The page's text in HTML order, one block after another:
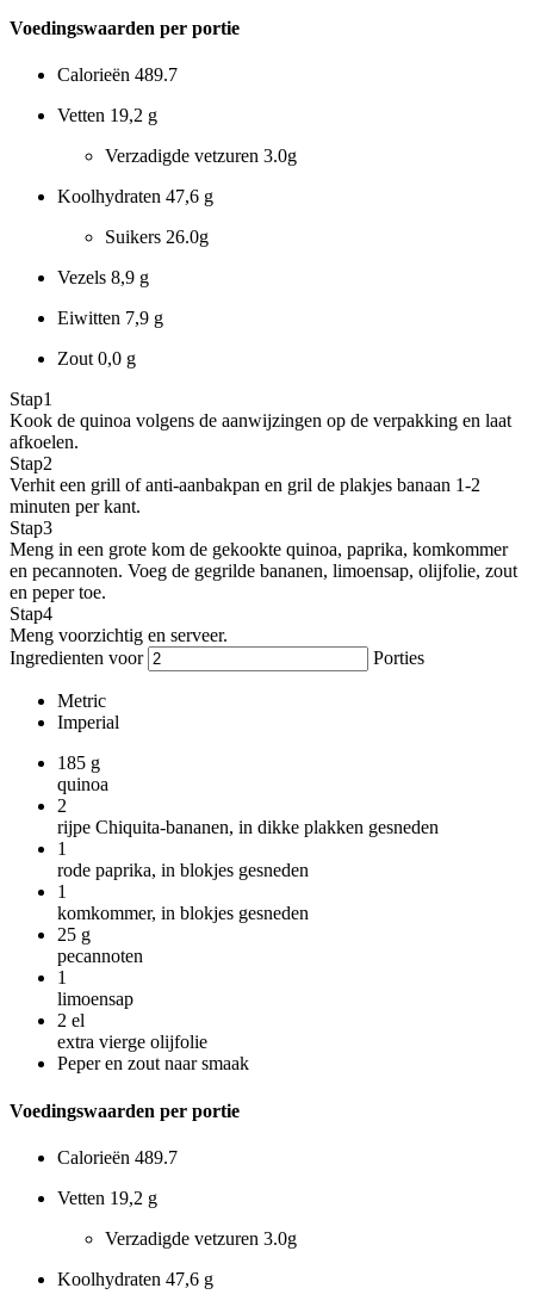
Voedingswaarden per portie
Calorieën 489.7
Vetten 19,2 g
Verzadigde vetzuren 3.0g
Koolhydraten 47,6 g
Suikers 26.0g
Vezels 8,9 g
Eiwitten 7,9 g
Zout 0,0 g
Stap1
Kook de quinoa volgens de aanwijzingen op de verpakking en laat
afkoelen.
Stap2
Verhit een grill of anti-aanbakpan en gril de plakjes banaan 1-2
minuten per kant.
Stap3
Meng in een grote kom de gekookte quinoa, paprika, komkommer
en pecannoten. Voeg de gegrilde bananen, limoensap, olijfolie, zout
en peper toe.
Stap4
Meng voorzichtig en serveer.
Ingredienten voor
Porties
Metric
Imperial
185 g
quinoa
2
rijpe Chiquita-bananen, in dikke plakken gesneden
1
rode paprika, in blokjes gesneden
1
komkommer, in blokjes gesneden
25 g
pecannoten
1
limoensap
2 el
extra vierge olijfolie
Peper en zout naar smaak
Voedingswaarden per portie
Calorieën 489.7
Vetten 19,2 g
Verzadigde vetzuren 3.0g
Koolhydraten 47,6 g